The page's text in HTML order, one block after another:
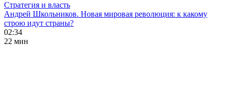
Стратегия и власть
Андрей Школьников. Новая мировая революция: к какому
строю идут страны?
02:34
22 мин